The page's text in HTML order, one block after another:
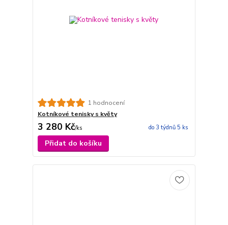
1 hodnocení
Kotníkové tenisky s květy
3 280 Kč/ks do 3 týdnů 5 ks
Přidat do košíku